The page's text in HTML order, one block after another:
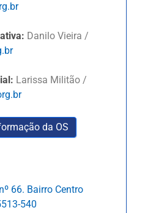
Danilo Vieira /
Larissa Militão /
da OS
66. Bairro Centro
540